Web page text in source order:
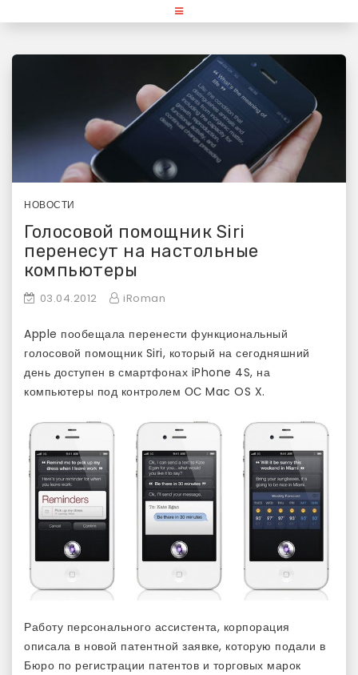
«Используй Mac» — блог для
любителей и поклонников
продукции Apple
НОВОСТИ
Голосовой помощник Siri
перенесут на настольные
компьютеры
03.04.2012 iRoman
Apple пообещала перенести функциональный
голосовой помощник Siri, который на сегодняшний
день доступен в смартфонах iPhone 4S, на
компьютеры под контролем ОС Mac OS X.
Работу персонального ассистента, корпорация
описала в новой патентной заявке, которую подали в
Бюро по регистрации патентов и торговых марок